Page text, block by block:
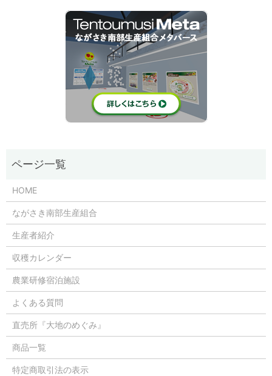
HOME
ながさき南部生産組合
生産者紹介
収穫カレンダー
農業研修宿泊施設
よくある質問
直売所『大地のめぐみ』
商品一覧
特定商取引法の表示